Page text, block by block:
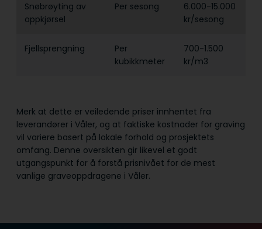
Snøbrøyting av
oppkjørsel
Per sesong
6.000-15.000
kr/sesong
Fjellsprengning
Per
kubikkmeter
700-1.500
kr/m3
Merk at dette er veiledende priser innhentet fra
leverandører i Våler, og at faktiske kostnader for graving
vil variere basert på lokale forhold og prosjektets
omfang. Denne oversikten gir likevel et godt
utgangspunkt for å forstå prisnivået for de mest
vanlige graveoppdragene i Våler.